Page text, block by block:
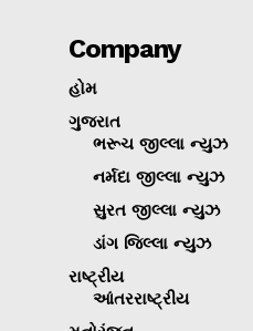
Company
હોમ
ગુજરાત
ભરૂચ જીલ્લા ન્યુઝ
નર્મદા જીલ્લા ન્યુઝ
સુરત જીલ્લા ન્યુઝ
ડાંગ જિલ્લા ન્યુઝ
રાષ્ટ્રીય
આંતરરાષ્ટ્રીય